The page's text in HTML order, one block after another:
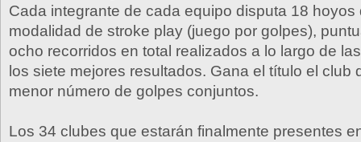
Cada integrante de cada equipo disputa 18 hoyos
modalidad de stroke play (juego por golpes),
ocho recorridos en total realizados a lo largo de
los siete mejores resultados. Gana el título el club
menor número de golpes conjuntos.
Los 34 clubes que estarán finalmente presentes